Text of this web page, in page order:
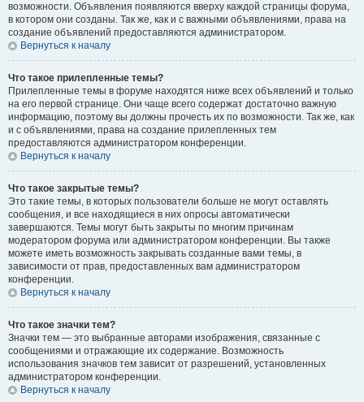
возможности. Объявления появляются вверху каждой страницы форума,
в котором они созданы. Так же, как и с важными объявлениями, права на
создание объявлений предоставляются администратором.
Вернуться к началу
Что такое прилепленные темы?
Прилепленные темы в форуме находятся ниже всех объявлений и только
на его первой странице. Они чаще всего содержат достаточно важную
информацию, поэтому вы должны прочесть их по возможности. Так же, как
и с объявлениями, права на создание прилепленных тем
предоставляются администратором конференции.
Вернуться к началу
Что такое закрытые темы?
Это такие темы, в которых пользователи больше не могут оставлять
сообщения, и все находящиеся в них опросы автоматически
завершаются. Темы могут быть закрыты по многим причинам
модератором форума или администратором конференции. Вы также
можете иметь возможность закрывать созданные вами темы, в
зависимости от прав, предоставленных вам администратором
конференции.
Вернуться к началу
Что такое значки тем?
Значки тем — это выбранные авторами изображения, связанные с
сообщениями и отражающие их содержание. Возможность
использования значков тем зависит от разрешений, установленных
администратором конференции.
Вернуться к началу